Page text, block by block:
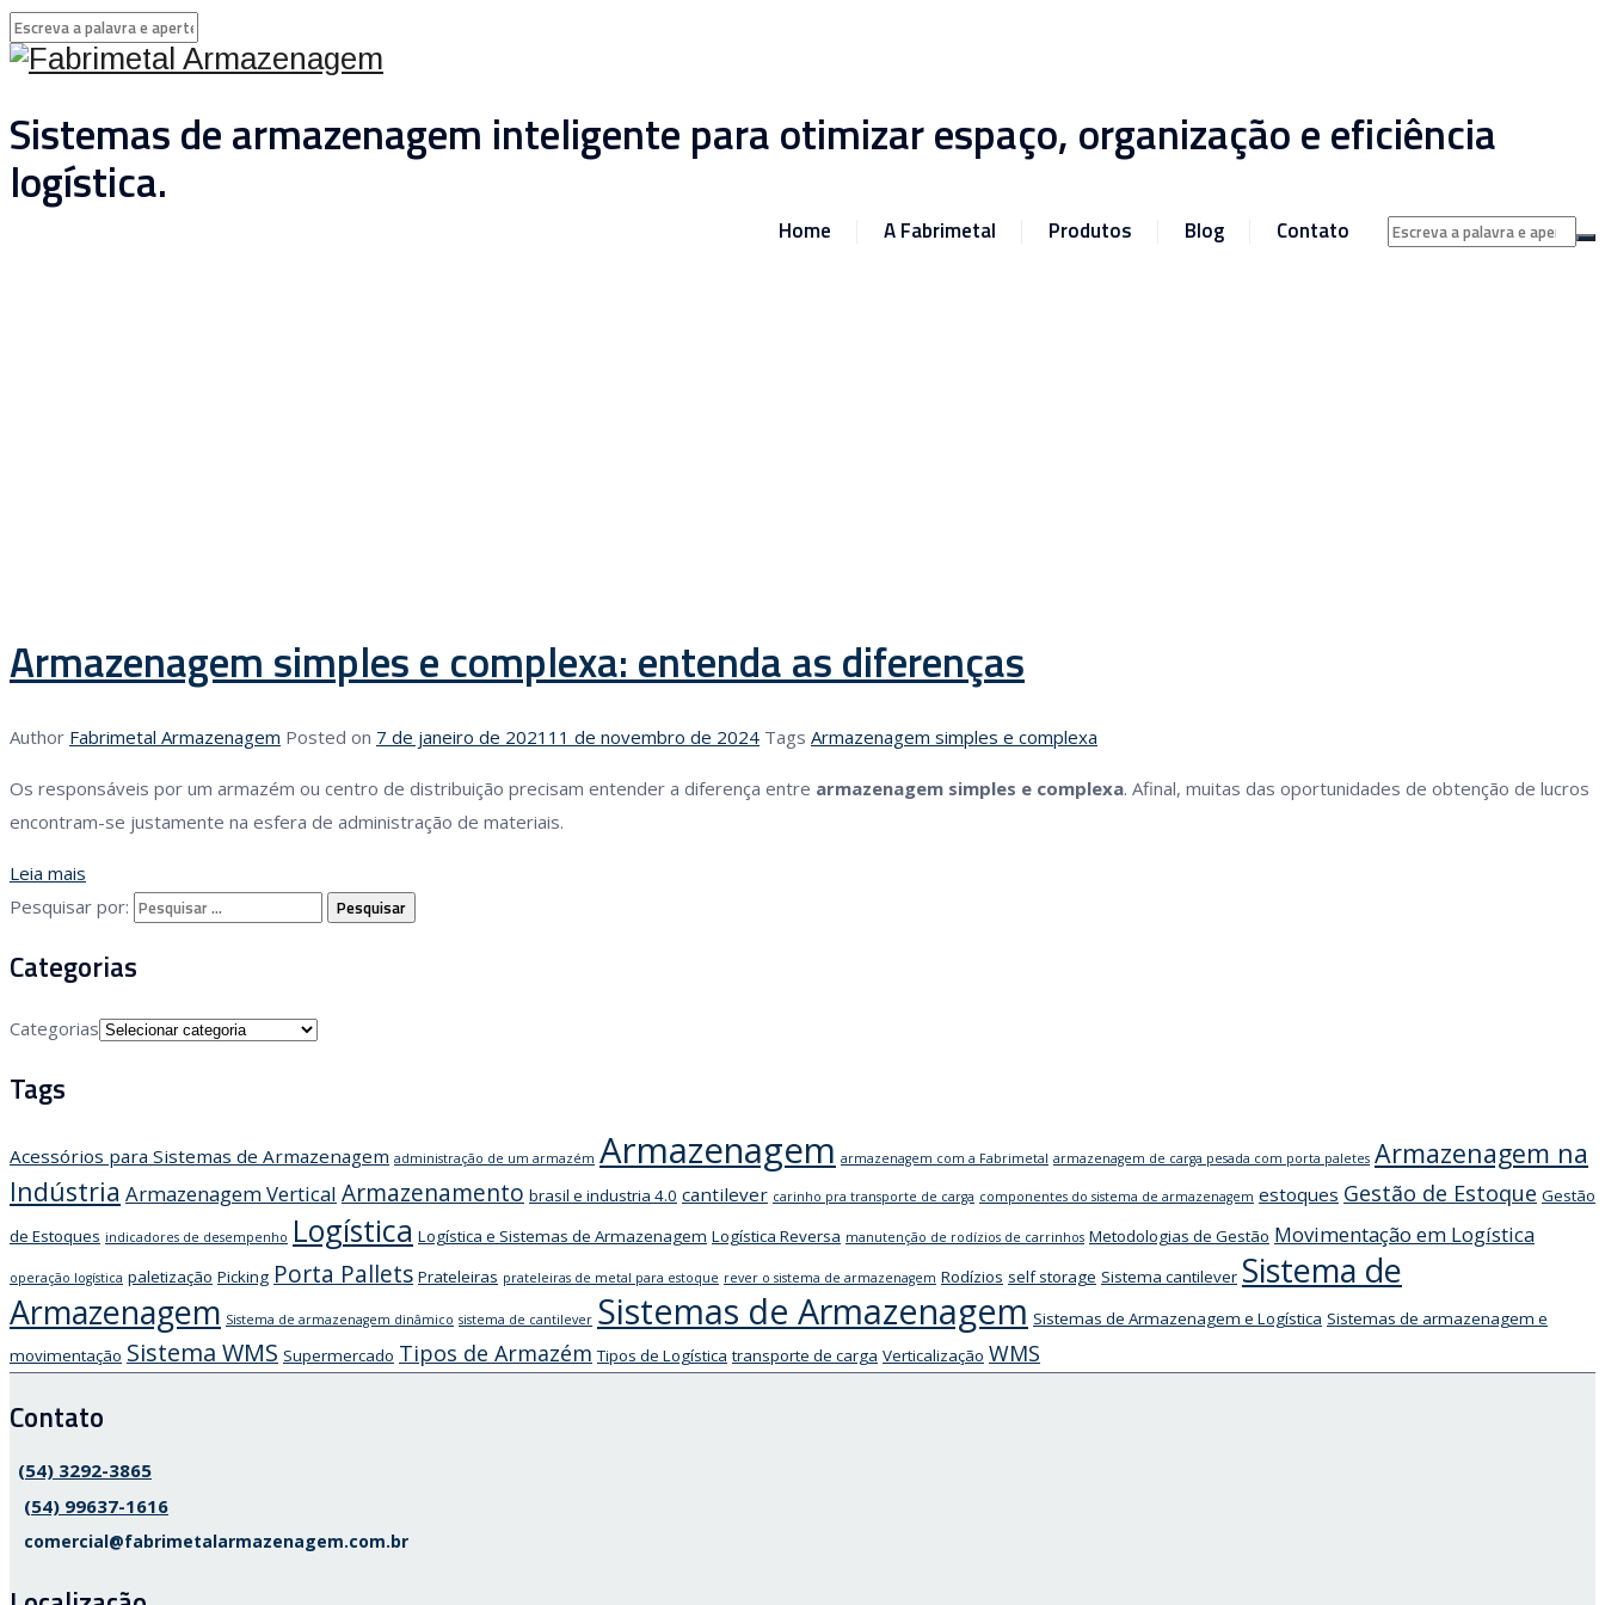
Sistemas de armazenagem inteligente para otimizar espaço, organização e eficiência
logística.
Home A Fabrimetal Produtos Blog Contato
Armazenagem simples e complexa: entenda as diferenças
Author Fabrimetal Armazenagem Posted on 7 de janeiro de 2021 11 de novembro de 2024 Tags Armazenagem simples e complexa
Os responsáveis por um armazém ou centro de distribuição precisam entender a diferença entre armazenagem simples e complexa. Afinal, muitas das oportunidades de obtenção de lucros
encontram-se justamente na esfera de administração de materiais.
Leia mais
Pesquisar por:
Categorias
Categorias
Tags
Acessórios para Sistemas de Armazenagem administração de um armazém Armazenagem armazenagem com a Fabrimetal armazenagem de carga pesada com porta paletes Armazenagem na
Indústria Armazenagem Vertical Armazenamento brasil e industria 4.0 cantilever carinho pra transporte de carga componentes do sistema de armazenagem estoques Gestão de Estoque Gestão
de Estoques indicadores de desempenho Logística Logística e Sistemas de Armazenagem Logística Reversa manutenção de rodízios de carrinhos Metodologias de Gestão Movimentação em Logística
operação logística paletização Picking Porta Pallets Prateleiras prateleiras de metal para estoque rever o sistema de armazenagem Rodízios self storage Sistema cantilever Sistema de
Armazenagem Sistema de armazenagem dinâmico sistema de cantilever Sistemas de Armazenagem Sistemas de Armazenagem e Logística Sistemas de armazenagem e
movimentação Sistema WMS Supermercado Tipos de Armazém Tipos de Logística transporte de carga Verticalização WMS
Contato
(54) 3292-3865
(54) 99637-1616
comercial@fabrimetalarmazenagem.com.br